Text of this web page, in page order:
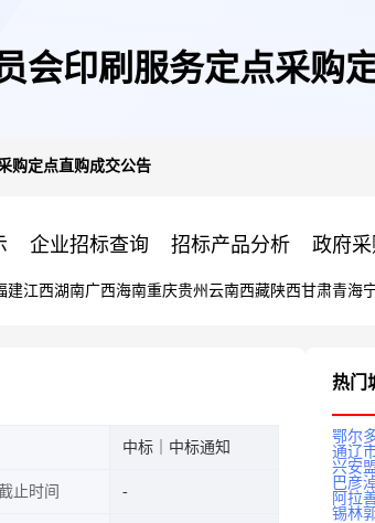
会印刷服务定点采购
购定点直购成交公告
企业招标查询 招标产品分析 政府采
建江西湖南广西海南重庆贵州 云南西藏陕西甘肃青海
中标｜中标通知
止时间
热门
鄂尔
通辽
兴安
巴彦
阿拉
锡林